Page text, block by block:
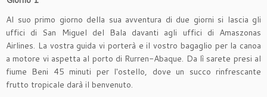
Al suo primo giorno della sua avventura di due giorni si lascia gli
uffici di San Miguel del Bala davanti agli uffici di Amaszonas
Airlines. La vostra guida vi porterà e il vostro bagaglio per la canoa
a motore vi aspetta al porto di Rurren-Abaque. Da lì sarete presi al
fiume Beni 45 minuti per l'ostello, dove un succo rinfrescante
frutto tropicale darà il benvenuto.